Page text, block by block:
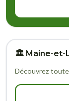
🏛️ Maine-et-
Découvrez